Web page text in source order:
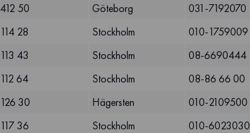
412 50 Göteborg
031-7192070
114 28 Stockholm
010-1759009
113 43 Stockholm
08-6690444
112 64 Stockholm
08-86 66 00
126 30 Hägersten
010-2109500
117 36 Stockholm
010-6023030